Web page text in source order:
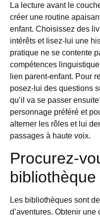
La lecture avant le
créer une routine
enfant. Choisissez des
intérêts et lisez-lui une
pratique ne se contente
compétences
lien parent-enfant. Pour
posez-lui des questions
qu’il va se passer
personnage préféré et
alterner les rôles et lui
passages à haute voix.
Procurez-
bibliothèque
Les bibliothèques sont
d’aventures. Obtenir